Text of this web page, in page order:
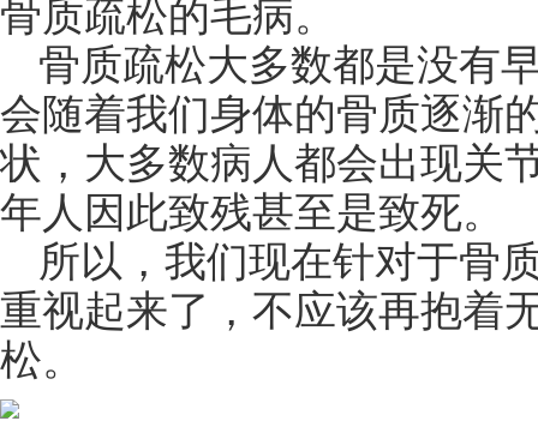
骨质疏松的毛病。
骨质疏松大多数都是没有
会随着我们身体的骨质逐渐
状，大多数病人都会出现关
年人因此致残甚至是致死。
所以，我们现在针对于骨
重视起来了，不应该再抱着
松。